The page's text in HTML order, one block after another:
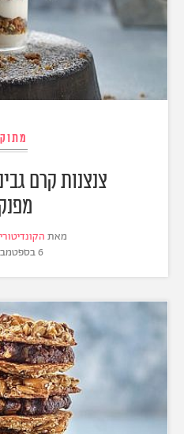
צנצנות קרם
מאת
6 בספטמבר 2016